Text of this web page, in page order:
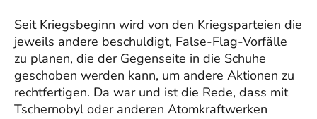
Seit Kriegsbeginn wird von den Kriegsparteien die
jeweils andere beschuldigt, False-Flag-Vorfälle
zu planen, die der Gegenseite in die Schuhe
geschoben werden kann, um andere Aktionen zu
rechtfertigen. Da war und ist die Rede, dass mit
Tschernobyl oder anderen Atomkraftwerken